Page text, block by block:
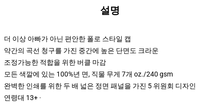
설명
더 이상 아빠가 아닌 편안한 폴로 스타일 캡
약간의 곡선 청구를 가진 중간에 높은 단면도 크라운
조정가능한 적합을 위한 버클 마감
모든 색깔에 있는 100%년 면, 직물 무게 7개 oz./240 gsm
완벽한 인쇄를 위한 두 배 넓은 정면 패널을 가진 5 위원회 디자인
연령대 13+ ·